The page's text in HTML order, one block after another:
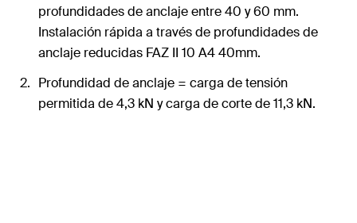
profundidades de anclaje entre 40 y 60 mm.
Instalación rápida a través de profundidades de
anclaje reducidas FAZ II 10 A4 40mm.
Profundidad de anclaje = carga de tensión
permitida de 4,3 kN y carga de corte de 11,3 kN.